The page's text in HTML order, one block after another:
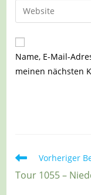
zum
Kommentieren
ein
Mail-
zum
Kommentieren
ein
Gib
deine
Website-
URL
Name, E-Mail-
meinen nächsten
Weitere
ansehen
Vorheriger
Tour 1055 –